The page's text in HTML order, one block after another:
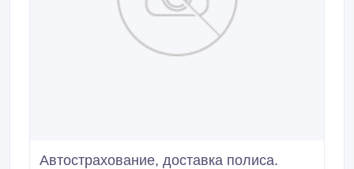
Автострахование, доставка полиса.